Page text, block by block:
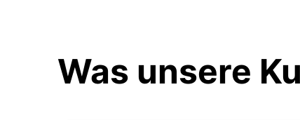
Was unsere